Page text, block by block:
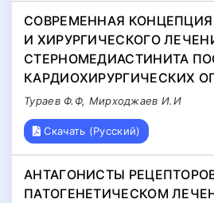
СОВРЕМЕННАЯ
И ХИРУРГИЧЕСКОГО
СТЕРНОМЕДИАСТИНИТА
КАРДИОХИРУРГИЧЕСКИХ
Тураев Ф.Ф, Мирходжаев И.И
Скачать (Русский)
АНТАГОНИСТЫ
ПАТОГЕНЕТИЧЕСКОМ